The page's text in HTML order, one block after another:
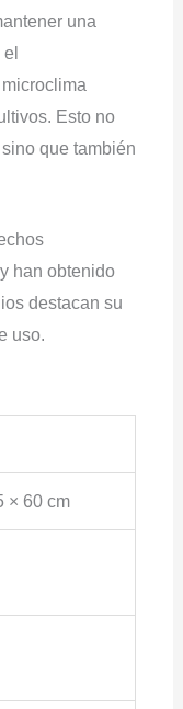
una
Esto no
que también
han obtenido
destacan su
uso.
× 60 cm